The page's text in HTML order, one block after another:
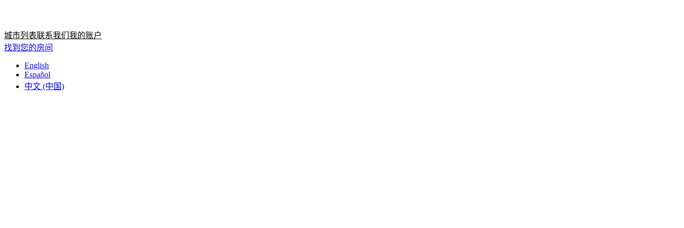
城市列表联系我们 我的账户
找到您的房间
English
Español
中文 (中国)